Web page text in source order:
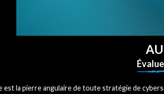
est la pierre angulaire de toute stratégie de